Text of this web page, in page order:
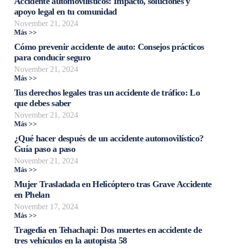
apoyo legal en tu comunidad
November 21, 2024
Más >>
Cómo prevenir accidente de auto: Consejos prácticos
para conducir seguro
November 21, 2024
Más >>
Tus derechos legales tras un accidente de tráfico: Lo
que debes saber
November 21, 2024
Más >>
¿Qué hacer después de un accidente automovilístico?
Guía paso a paso
November 21, 2024
Más >>
Mujer Trasladada en Helicóptero tras Grave Accidente
en Phelan
November 17, 2024
Más >>
Tragedia en Tehachapi: Dos muertes en accidente de
tres vehículos en la autopista 58